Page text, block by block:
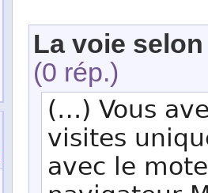
La voie
(0 rép.)
(…) Vous
visites
avec le